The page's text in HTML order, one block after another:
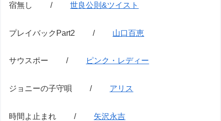
宿無し /世良公則&ツイスト
プレイバックPart2 / 山口百恵
サウスポー / ピンク・レディー
ジョニーの子守唄 / アリス
時間よ止まれ / 矢沢永吉